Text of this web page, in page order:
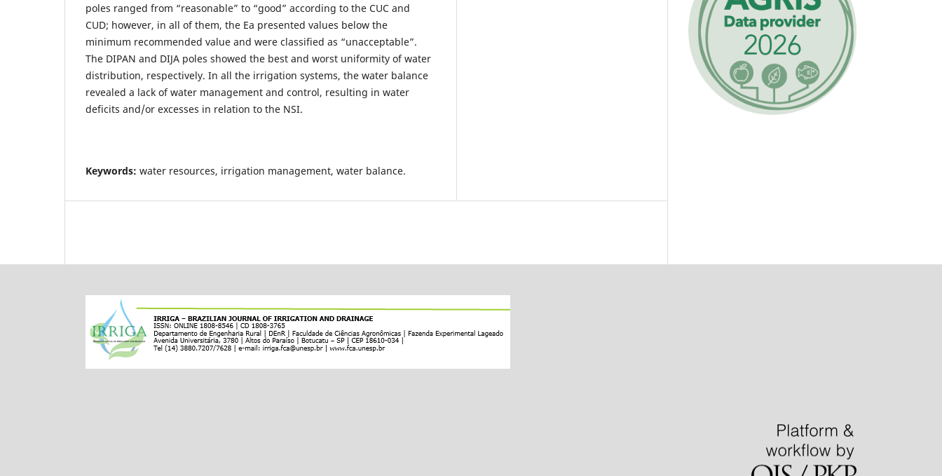
poles ranged from “reasonable” to “good” according to the CUC and
CUD; however, in all of them, the Ea presented values ​​​​below the
minimum recommended value and were classified as “unacceptable”.
The DIPAN and DIJA poles showed the best and worst uniformity of water
distribution, respectively. In all the irrigation systems, the water balance
revealed a lack of water management and control, resulting in water
deficits and/or excesses in relation to the NSI.
Keywords: water resources, irrigation management, water balance.